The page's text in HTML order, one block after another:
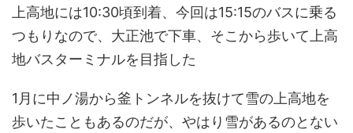
上高地には10:30頃到着、今回は15:15のバスに乗る
つもりなので、大正池で下車、そこから歩いて上高
地バスターミナルを目指した
1月に中ノ湯から釜トンネルを抜けて雪の上高地を
歩いたこともあるのだが、やはり雪があるのとない